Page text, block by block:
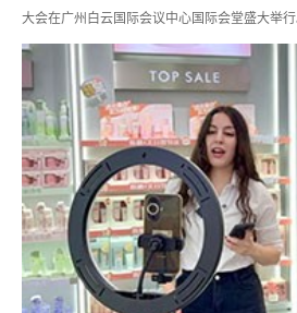
大会在广州白云国际会议中心国际会堂盛大举行